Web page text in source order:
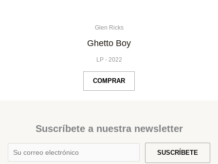
Glen Ricks
Ghetto Boy
LP- 2022
COMPRAR
Suscríbete a nuestra newsletter